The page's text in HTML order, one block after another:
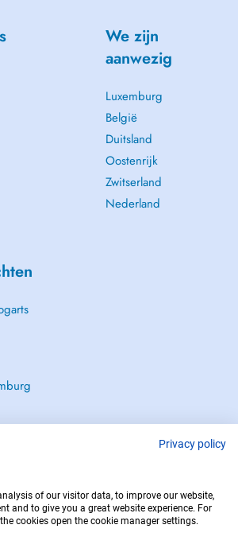
We zijn
aanwezig
Luxemburg
België
Duitsland
Oostenrijk
Zwitserland
Nederland
VAN NOOD CONTACT OP MET : 112
Privacy policy
of our visitor data, to improve our website,
and to give you a great website experience. For
cookies open the cookie manager settings.